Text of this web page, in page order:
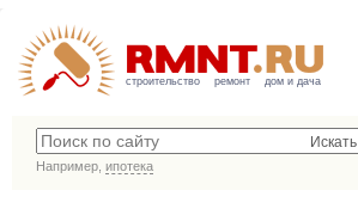
строительство ремонт дом и дача
Искать
Например, ипотека